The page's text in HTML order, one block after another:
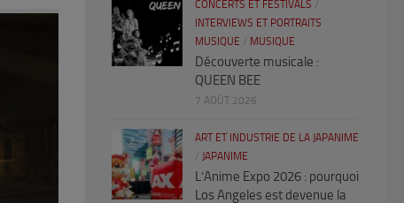
CONCERTS ET FESTIVALS /
INTERVIEWS ET PORTRAITS
MUSIQUE / MUSIQUE
Découverte musicale :
QUEEN BEE
7 AOÛT 2026
ART ET INDUSTRIE DE LA JAPANIME
/ JAPANIME
L’Anime Expo 2026 : pourquoi
Los Angeles est devenue la